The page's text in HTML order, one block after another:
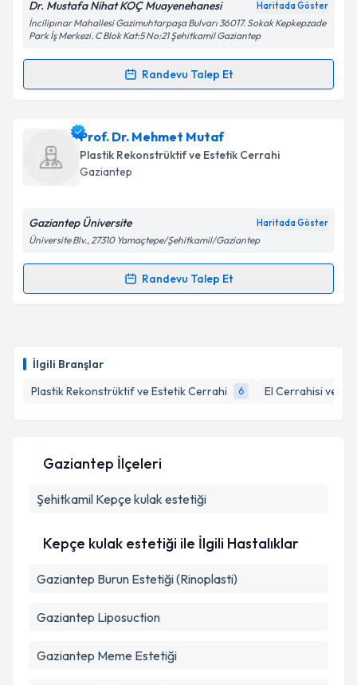
İlgili Branşlar
Plastik Rekonstrüktif ve Estetik Cerrahi
6 El Cerrahisi ve
Kişisel verilerimin işlenmesine ilişkin
Aydınlatma
Metni'ni okudum ve kişisel verilerimin belirtilen
kapsamda işlenmesini kabul ediyorum.
Takvim Talebini Gönder
Dr. Mustafa Nihat KOÇ Muayenehanesi Haritada Göster
İncilipınar Mahallesi Gazimuhtarpaşa Bulvarı 36017. Sokak Kepkepzade
Park İş Merkezi. C Blok Kat:5 No:21 Şehitkamil Gaziantep
Randevu Talep Et
Randevu Takvimi Talebi
Dr. Öğr. Üyesi Mustafa Nihat Koç
takvimi talebi oluşturun. Size bu uzmandan randevu
almanız için bir takvim hazırlandığında e-posta ile
bilgilendireceğiz.
E-posta Adresiniz
Kişisel verilerimin işlenmesine ilişkinAydınlatma
Prof. Dr. Mehmet Mutaf
Plastik Rekonstrüktif ve Estetik Cerrahi
Gaziantep
Gaziantep Üniversite Haritada Göster
Üniversite Blv., 27310 Yamaçtepe/Şehitkamil/Gaziantep
Randevu Talep Et
Randevu Takvimi Talebi
takvim hazırlandığında e-posta ile bilgilendireceğiz.
Metni'ni okudum ve kişisel verilerimin belirtilen
Gaziantep İlçeleri
Şehitkamil Kepçe kulak estetiği
Kepçe kulak estetiği ile İlgili Hastalıklar
Gaziantep Burun Estetiği (Rinoplasti)
Gaziantep Liposuction
Gaziantep Meme Estetiği